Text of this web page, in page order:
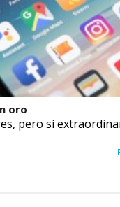
oro
pero sí